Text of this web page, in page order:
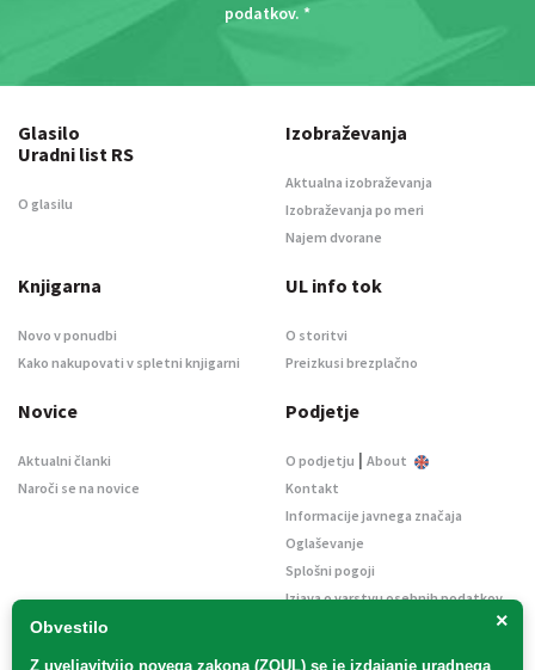
podatkov. *
×
Obvestilo
Z uveljavitvijo novega zakona (ZOUL) se je izdajanje uradnega
Glasilo
Uradni list RS
O glasilu
Izobraževanja
Aktualna izobraževanja
Izobraževanja po meri
Najem dvorane
Knjigarna
Novo v ponudbi
Kako nakupovati v spletni knjigarni
UL info tok
O storitvi
Preizkusi brezplačno
Novice
Aktualni članki
Naroči se na novice
Podjetje
O podjetju | About
Kontakt
Informacije javnega značaja
Oglaševanje
Splošni pogoji
Izjava o varstvu osebnih podatkov